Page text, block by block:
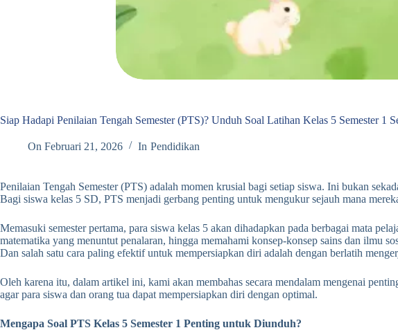
Siap Hadapi Penilaian Tengah Semester (PTS)? Unduh Soal Latihan Kelas 5 Semester 1
On Februari 21, 2026 In Pendidikan
Penilaian Tengah Semester (PTS) adalah momen krusial bagi setiap siswa. Ini bukan
Bagi siswa kelas 5 SD, PTS menjadi gerbang penting untuk mengukur sejauh mana
Memasuki semester pertama, para siswa kelas 5 akan dihadapkan pada berbagai mata
matematika yang menuntut penalaran, hingga memahami konsep-konsep sains dan ilmu
Dan salah satu cara paling efektif untuk mempersiapkan diri adalah dengan berlatih
Oleh karena itu, dalam artikel ini, kami akan membahas secara mendalam mengenai
agar para siswa dan orang tua dapat mempersiapkan diri dengan optimal.
Mengapa Soal PTS Kelas 5 Semester 1 Penting untuk Diunduh?